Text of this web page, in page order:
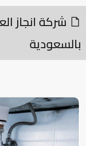
شركة انجاز
بالسعودية